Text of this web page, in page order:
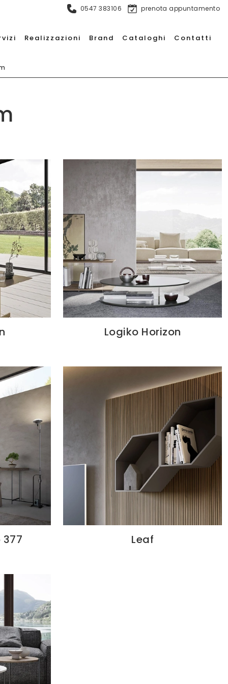
0547 383106 prenota appuntamento
Realizzazioni Brand Cataloghi Contatti
Logiko Horizon
Leaf